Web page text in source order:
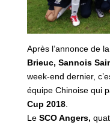
Après l’annonce de
Brieuc, Sannois
week-end dernier,
équipe Chinoise qui
Cup 2018.
Le SCO Angers,